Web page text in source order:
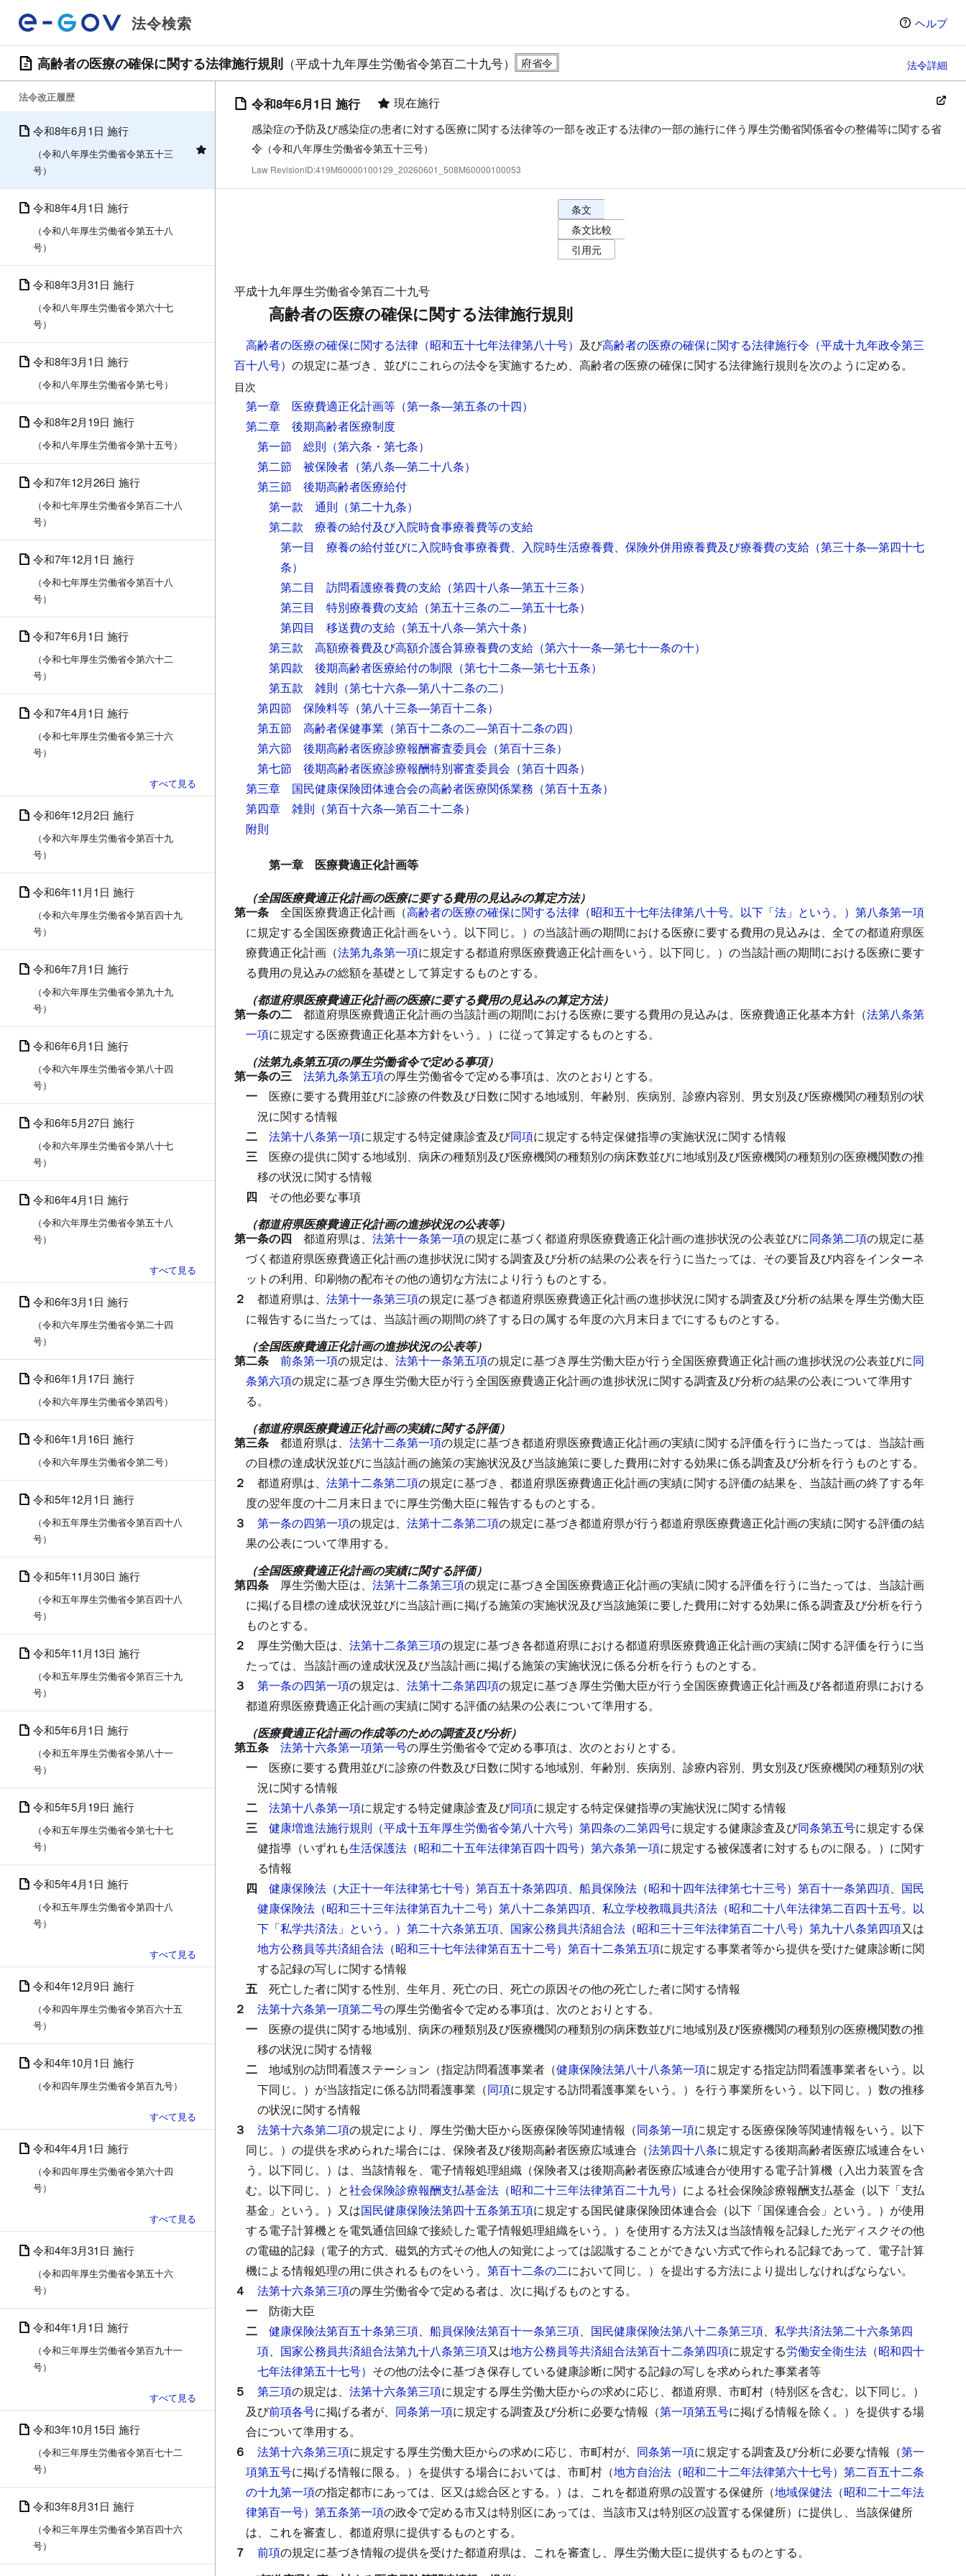
法令検索 ヘルプ
高齢者の医療の確保に関する法律施行規則 （平成十九年厚生労働省令第百二十九号） 法令詳細
法令改正履歴
令和8年6月1日 施行
（令和八年厚生労働省令第五十三
号）
令和8年4月1日 施行
（令和八年厚生労働省令第五十八
号）
令和8年3月31日 施行
（令和八年厚生労働省令第六十七
号）
令和8年3月1日 施行
（令和八年厚生労働省令第七号）
令和8年2月19日 施行
（令和八年厚生労働省令第十五号）
令和7年12月26日 施行
（令和七年厚生労働省令第百二十八
号）
令和7年12月1日 施行
（令和七年厚生労働省令第百十八
号）
令和7年6月1日 施行
（令和七年厚生労働省令第六十二
号）
令和7年4月1日 施行
（令和七年厚生労働省令第三十六
号）
令和6年12月2日 施行
（令和六年厚生労働省令第百十九
号）
令和6年11月1日 施行
（令和六年厚生労働省令第百四十九
号）
令和6年7月1日 施行
（令和六年厚生労働省令第九十九
号）
令和6年6月1日 施行
（令和六年厚生労働省令第八十四
号）
令和6年5月27日 施行
（令和六年厚生労働省令第八十七
号）
令和6年4月1日 施行
（令和六年厚生労働省令第五十八
号）
令和6年3月1日 施行
（令和六年厚生労働省令第二十四
号）
令和6年1月17日 施行
（令和六年厚生労働省令第四号）
令和6年1月16日 施行
（令和六年厚生労働省令第二号）
令和5年12月1日 施行
（令和五年厚生労働省令第百四十八
号）
令和5年11月30日 施行
（令和五年厚生労働省令第百四十八
号）
令和5年11月13日 施行
（令和五年厚生労働省令第百三十九
号）
令和5年6月1日 施行
（令和五年厚生労働省令第八十一
号）
令和5年5月19日 施行
（令和五年厚生労働省令第七十七
号）
令和5年4月1日 施行
（令和五年厚生労働省令第四十八
号）
令和4年12月9日 施行
（令和四年厚生労働省令第百六十五
号）
令和4年10月1日 施行
（令和四年厚生労働省令第百九号）
令和4年4月1日 施行
（令和四年厚生労働省令第六十四
号）
令和4年3月31日 施行
（令和四年厚生労働省令第五十六
号）
令和4年1月1日 施行
（令和三年厚生労働省令第百九十一
号）
令和3年10月15日 施行
（令和三年厚生労働省令第百七十二
号）
令和3年8月31日 施行
（令和三年厚生労働省令第百四十六
号）
令和8年6月1日 施行 現在施行
感染症の予防及び感染症の患者に対する医療に関する法律等の一部を改正する法律の一部の施行に伴う厚生労働省関係省令の整備等に関する省
令 （令和八年厚生労働省令第五十三号）
Law RevisionID:419M60000100129_20260601_508M60000100053
条文表示オプション（選択すると条文の表示方法が変わります）
条文
条文比較
引用元
平成十九年厚生労働省令第百二十九号
高齢者の医療の確保に関する法律施行規則
高齢者の医療の確保に関する法律（昭和五十七年法律第八十号） 及び高齢者の医療の確保に関する法律施行令（平成十九年政令第三
百十八号） の規定に基づき、並びにこれらの法令を実施するため、高齢者の医療の確保に関する法律施行規則を次のように定める。
目次
第一章 医療費適正化計画等 （第一条―第五条の十四）
第二章 後期高齢者医療制度
第一節 総則 （第六条・第七条）
第二節 被保険者 （第八条―第二十八条）
第三節 後期高齢者医療給付
第一款 通則 （第二十九条）
第二款 療養の給付及び入院時食事療養費等の支給
第一目 療養の給付並びに入院時食事療養費、入院時生活療養費、保険外併用療養費及び療養費の支給 （第三十条―第四十七
条）
第二目 訪問看護療養費の支給 （第四十八条―第五十三条）
第三目 特別療養費の支給 （第五十三条の二―第五十七条）
第四目 移送費の支給 （第五十八条―第六十条）
第三款 高額療養費及び高額介護合算療養費の支給 （第六十一条―第七十一条の十）
第四款 後期高齢者医療給付の制限 （第七十二条―第七十五条）
第五款 雑則 （第七十六条―第八十二条の二）
第四節 保険料等 （第八十三条―第百十二条）
第五節 高齢者保健事業 （第百十二条の二―第百十二条の四）
第六節 後期高齢者医療診療報酬審査委員会 （第百十三条）
第七節 後期高齢者医療診療報酬特別審査委員会 （第百十四条）
第三章 国民健康保険団体連合会の高齢者医療関係業務 （第百十五条）
第四章 雑則 （第百十六条―第百二十二条）
附則
第一章 医療費適正化計画等
（全国医療費適正化計画の医療に要する費用の見込みの算定方法）
第一条 全国医療費適正化計画（高齢者の医療の確保に関する法律（昭和五十七年法律第八十号。以下「法」という。）第八条第一項
に規定する全国医療費適正化計画をいう。以下同じ。）の当該計画の期間における医療に要する費用の見込みは、全ての都道府県医
療費適正化計画（法第九条第一項に規定する都道府県医療費適正化計画をいう。以下同じ。）の当該計画の期間における医療に要す
る費用の見込みの総額を基礎として算定するものとする。
（都道府県医療費適正化計画の医療に要する費用の見込みの算定方法）
第一条の二 都道府県医療費適正化計画の当該計画の期間における医療に要する費用の見込みは、医療費適正化基本方針（法第八条第
一項に規定する医療費適正化基本方針をいう。）に従って算定するものとする。
（法第九条第五項の厚生労働省令で定める事項）
第一条の三 法第九条第五項の厚生労働省令で定める事項は、次のとおりとする。
一 医療に要する費用並びに診療の件数及び日数に関する地域別、年齢別、疾病別、診療内容別、男女別及び医療機関の種類別の状
況に関する情報
二 法第十八条第一項に規定する特定健康診査及び同項に規定する特定保健指導の実施状況に関する情報
三 医療の提供に関する地域別、病床の種類別及び医療機関の種類別の病床数並びに地域別及び医療機関の種類別の医療機関数の推
移の状況に関する情報
四 その他必要な事項
（都道府県医療費適正化計画の進捗状況の公表等）
第一条の四 都道府県は、 法第十一条第一項の規定に基づく都道府県医療費適正化計画の進捗状況の公表並びに同条第二項の規定に基
づく都道府県医療費適正化計画の進捗状況に関する調査及び分析の結果の公表を行うに当たっては、その要旨及び内容をインターネ
ットの利用、印刷物の配布その他の適切な方法により行うものとする。
２ 都道府県は、 法第十一条第三項の規定に基づき都道府県医療費適正化計画の進捗状況に関する調査及び分析の結果を厚生労働大臣
に報告するに当たっては、当該計画の期間の終了する日の属する年度の六月末日までにするものとする。
（全国医療費適正化計画の進捗状況の公表等）
第二条 前条第一項の規定は、 法第十一条第五項の規定に基づき厚生労働大臣が行う全国医療費適正化計画の進捗状況の公表並びに同
条第六項の規定に基づき厚生労働大臣が行う全国医療費適正化計画の進捗状況に関する調査及び分析の結果の公表について準用す
る。
（都道府県医療費適正化計画の実績に関する評価）
第三条 都道府県は、 法第十二条第一項の規定に基づき都道府県医療費適正化計画の実績に関する評価を行うに当たっては、当該計画
の目標の達成状況並びに当該計画の施策の実施状況及び当該施策に要した費用に対する効果に係る調査及び分析を行うものとする。
２ 都道府県は、 法第十二条第二項の規定に基づき、都道府県医療費適正化計画の実績に関する評価の結果を、当該計画の終了する年
度の翌年度の十二月末日までに厚生労働大臣に報告するものとする。
３ 第一条の四第一項の規定は、 法第十二条第二項の規定に基づき都道府県が行う都道府県医療費適正化計画の実績に関する評価の結
果の公表について準用する。
（全国医療費適正化計画の実績に関する評価）
第四条 厚生労働大臣は、 法第十二条第三項の規定に基づき全国医療費適正化計画の実績に関する評価を行うに当たっては、当該計画
に掲げる目標の達成状況並びに当該計画に掲げる施策の実施状況及び当該施策に要した費用に対する効果に係る調査及び分析を行う
ものとする。
２ 厚生労働大臣は、 法第十二条第三項の規定に基づき各都道府県における都道府県医療費適正化計画の実績に関する評価を行うに当
たっては、当該計画の達成状況及び当該計画に掲げる施策の実施状況に係る分析を行うものとする。
３ 第一条の四第一項の規定は、 法第十二条第四項の規定に基づき厚生労働大臣が行う全国医療費適正化計画及び各都道府県における
都道府県医療費適正化計画の実績に関する評価の結果の公表について準用する。
（医療費適正化計画の作成等のための調査及び分析）
第五条 法第十六条第一項第一号の厚生労働省令で定める事項は、次のとおりとする。
一 医療に要する費用並びに診療の件数及び日数に関する地域別、年齢別、疾病別、診療内容別、男女別及び医療機関の種類別の状
況に関する情報
二 法第十八条第一項に規定する特定健康診査及び同項に規定する特定保健指導の実施状況に関する情報
三 健康増進法施行規則（平成十五年厚生労働省令第八十六号）第四条の二第四号に規定する健康診査及び同条第五号に規定する保
健指導（いずれも生活保護法（昭和二十五年法律第百四十四号）第六条第一項に規定する被保護者に対するものに限る。）に関す
る情報
四 健康保険法（大正十一年法律第七十号）第百五十条第四項、 船員保険法（昭和十四年法律第七十三号）第百十一条第四項、 国民
健康保険法（昭和三十三年法律第百九十二号）第八十二条第四項、 私立学校教職員共済法（昭和二十八年法律第二百四十五号。以
下「私学共済法」という。）第二十六条第五項、 国家公務員共済組合法（昭和三十三年法律第百二十八号）第九十八条第四項又は
地方公務員等共済組合法（昭和三十七年法律第百五十二号）第百十二条第五項に規定する事業者等から提供を受けた健康診断に関
する記録の写しに関する情報
五 死亡した者に関する性別、生年月、死亡の日、死亡の原因その他の死亡した者に関する情報
２ 法第十六条第一項第二号の厚生労働省令で定める事項は、次のとおりとする。
一 医療の提供に関する地域別、病床の種類別及び医療機関の種類別の病床数並びに地域別及び医療機関の種類別の医療機関数の推
移の状況に関する情報
二 地域別の訪問看護ステーション（指定訪問看護事業者（健康保険法第八十八条第一項に規定する指定訪問看護事業者をいう。以
下同じ。）が当該指定に係る訪問看護事業（同項に規定する訪問看護事業をいう。）を行う事業所をいう。以下同じ。）数の推移
の状況に関する情報
３ 法第十六条第二項の規定により、厚生労働大臣から医療保険等関連情報（同条第一項に規定する医療保険等関連情報をいう。以下
同じ。）の提供を求められた場合には、保険者及び後期高齢者医療広域連合（法第四十八条に規定する後期高齢者医療広域連合をい
う。以下同じ。）は、当該情報を、電子情報処理組織（保険者又は後期高齢者医療広域連合が使用する電子計算機（入出力装置を含
む。以下同じ。）と社会保険診療報酬支払基金法（昭和二十三年法律第百二十九号） による社会保険診療報酬支払基金（以下「支払
基金」という。）又は国民健康保険法第四十五条第五項に規定する国民健康保険団体連合会（以下「国保連合会」という。）が使用
する電子計算機とを電気通信回線で接続した電子情報処理組織をいう。）を使用する方法又は当該情報を記録した光ディスクその他
の電磁的記録（電子的方式、磁気的方式その他人の知覚によっては認識することができない方式で作られる記録であって、電子計算
機による情報処理の用に供されるものをいう。 第百十二条の二において同じ。）を提出する方法により提出しなければならない。
４ 法第十六条第三項の厚生労働省令で定める者は、次に掲げるものとする。
一 防衛大臣
二 健康保険法第百五十条第三項、 船員保険法第百十一条第三項、 国民健康保険法第八十二条第三項、 私学共済法第二十六条第四
項、 国家公務員共済組合法第九十八条第三項又は地方公務員等共済組合法第百十二条第四項に規定する労働安全衛生法（昭和四十
七年法律第五十七号） その他の法令に基づき保存している健康診断に関する記録の写しを求められた事業者等
５ 第三項の規定は、 法第十六条第三項に規定する厚生労働大臣からの求めに応じ、都道府県、市町村（特別区を含む。以下同じ。）
及び前項各号に掲げる者が、 同条第一項に規定する調査及び分析に必要な情報（第一項第五号に掲げる情報を除く。）を提供する場
合について準用する。
６ 法第十六条第三項に規定する厚生労働大臣からの求めに応じ、市町村が、 同条第一項に規定する調査及び分析に必要な情報（第一
項第五号に掲げる情報に限る。）を提供する場合においては、市町村（地方自治法（昭和二十二年法律第六十七号）第二百五十二条
の十九第一項の指定都市にあっては、区又は総合区とする。）は、これを都道府県の設置する保健所（地域保健法（昭和二十二年法
律第百一号）第五条第一項の政令で定める市又は特別区にあっては、当該市又は特別区の設置する保健所）に提供し、当該保健所
は、これを審査し、都道府県に提供するものとする。
７ 前項の規定に基づき情報の提供を受けた都道府県は、これを審査し、厚生労働大臣に提供するものとする。